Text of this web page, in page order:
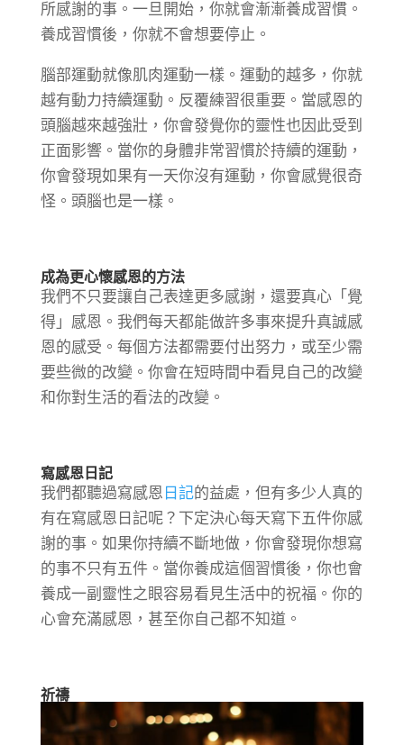
所感謝的事。一旦開始，你就會漸漸養成習慣。
養成習慣後，你就不會想要停止。
腦部運動就像肌肉運動一樣。運動的越多，你就
越有動力持續運動。反覆練習很重要。當感恩的
頭腦越來越強壯，你會發覺你的靈性也因此受到
正面影響。當你的身體非常習慣於持續的運動，
你會發現如果有一天你沒有運動，你會感覺很奇
怪。頭腦也是一樣。
成為更心懷感恩的方法
我們不只要讓自己表達更多感謝，還要真心「覺
得」感恩。我們每天都能做許多事來提升真誠感
恩的感受。每個方法都需要付出努力，或至少需
要些微的改變。你會在短時間中看見自己的改變
和你對生活的看法的改變。
寫感恩日記
我們都聽過寫感恩日記的益處，但有多少人真的
有在寫感恩日記呢？下定決心每天寫下五件你感
謝的事。如果你持續不斷地做，你會發現你想寫
的事不只有五件。當你養成這個習慣後，你也會
養成一副靈性之眼容易看見生活中的祝福。你的
心會充滿感恩，甚至你自己都不知道。
祈禱